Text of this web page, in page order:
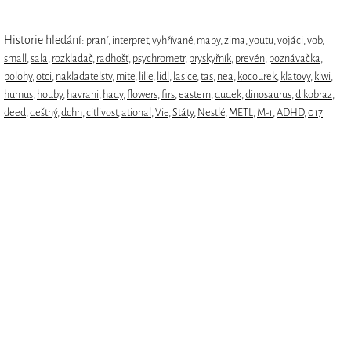
Historie hledání: praní, interpret,vyhřívané, mapy,zima,youtu,vojáci,vob,
small ,sala, rozkladač, radhošť, psychrometr, pryskyřník, prevén, poznávačka,
polohy,otci, nakladatelstv, mite, lilie, lidl , lasice,tas, nea, kocourek, klatovy, kiwi,
humus, houby, havrani, hady,flowers,firs,eastern,dudek,dinosaurus,dikobraz,
deed,deštný,dchn,citlivost,ational ,Vie,Státy, Nestlé, METL, M-1 ,ADHD,017